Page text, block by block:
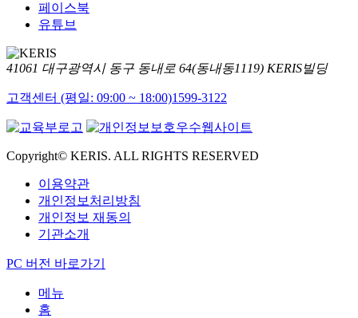
페이스북
유튜브
41061 대구광역시 동구 동내로 64(동내동1119) KERIS빌딩
고객센터 (평일: 09:00 ~ 18:00)1599-3122
Copyright© KERIS. ALL RIGHTS RESERVED
이용약관
개인정보처리방침
개인정보 재동의
기관소개
PC 버전 바로가기
메뉴
홈